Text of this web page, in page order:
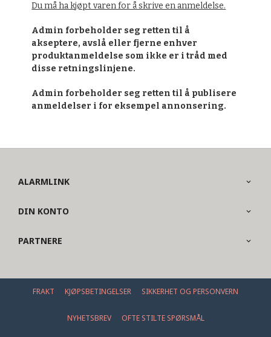
Du må ha kjøpt varen for å skrive en anmeldelse.
Admin forbeholder seg retten til å
akseptere, avslå eller fjerne enhver
produktanmeldelse som ikke er i tråd med
disse retningslinjene.
Admin forbeholder seg retten til å publisere
anmeldelser i for eksempel annonsering.
ALARMLINK
DIN KONTO
PARTNERE
FRAKT KJØPSBETINGELSER SIKKERHET OG PERSONVERN
NYHETSBREV OFTE STILTE SPØRSMÅL